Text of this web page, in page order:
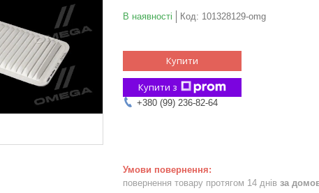
В наявності Код: 101328129-omg
Купити
Купити з
+380 (99) 236-82-64
повернення товару протягом 14 днів за